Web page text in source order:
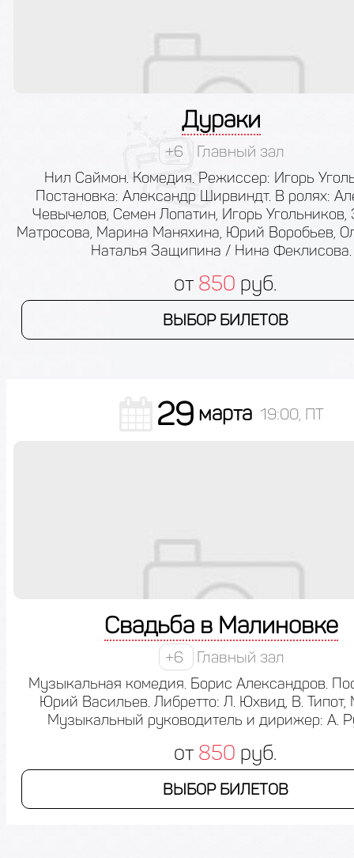
Дураки
+6 Главный зал
Нил Саймон. Комедия. Режиссер: Игорь
Постановка: Александр Ширвиндт. В ролях:
Чевычелов, Семен Лопатин, Игорь
Матросова, Марина Маняхина, Юрий Воробьев,
Наталья Защипина / Нина Феклисова.
от 850 руб.
ВЫБОР БИЛЕТОВ
29 марта 19:00, ПТ
Свадьба в Малиновке
+6 Главный зал
Музыкальная комедия. Борис Александров.
Юрий Васильев. Либретто: Л. Юхвид, В. Типот,
Музыкальный руководитель и дирижер: А.
от 850 руб.
ВЫБОР БИЛЕТОВ